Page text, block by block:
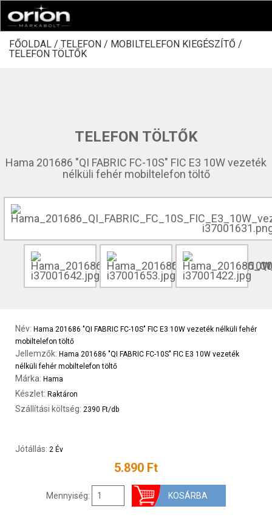
FŐOLDAL / TELEFON / MOBILTELEFON KIEGÉSZÍTŐ /
TELEFON TÖLTŐK
TELEFON TÖLTŐK
Hama 201686 "QI FABRIC FC-10S" FIC E3 10W vezeték
nélküli fehér mobiltelefon töltő
Név: Hama 201686 "QI FABRIC FC-10S" FIC E3 10W vezeték nélküli fehér
mobiltelefon töltő
Jellemzők: Hama 201686 "QI FABRIC FC-10S" FIC E3 10W vezeték
nélküli fehér mobiltelefon töltő
Márka: Hama
Készlet: Raktáron
Szállítási költség: 2390 Ft/db
Jótállás: 2 Év
5.890 Ft
Mennyiség: